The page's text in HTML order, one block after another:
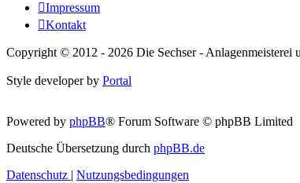
Impressum
Kontakt
Copyright © 2012 - 2026 Die Sechser -
Style developer by Portal
Powered by phpBB® Forum Software © phpBB Limited
Deutsche Übersetzung durch phpBB.de
Datenschutz | Nutzungsbedingungen